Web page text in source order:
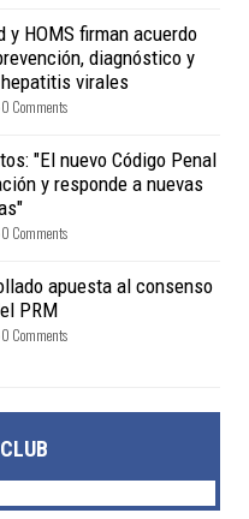
y HOMS firman acuerdo
diagnóstico y
virales
0 Comments
"El nuevo Código Penal
y responde a nuevas
0 Comments
apuesta al consenso
PRM
0 Comments